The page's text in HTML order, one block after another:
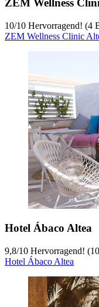
ZEM Wellness
10/10 Hervorragend! (4
ZEM Wellness Clinic
Hotel Ábaco Altea
9,8/10 Hervorragend!
Hotel Ábaco Altea